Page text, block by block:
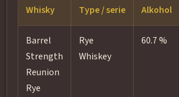
Whisky Type / serie Alkohol
Barrel
Strength
Reunion
Rye
Rye
Whiskey
60.7 %